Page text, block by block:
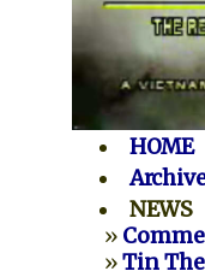
HOME
NEWS
»
»Tin